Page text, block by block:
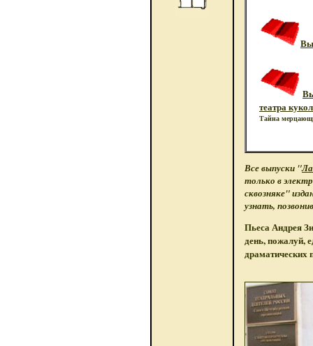
театра
Тайна
Все выпуски "
только в
сквозняке"
узнать,
Пьеса Андрея
день, пожалуй,
драматических